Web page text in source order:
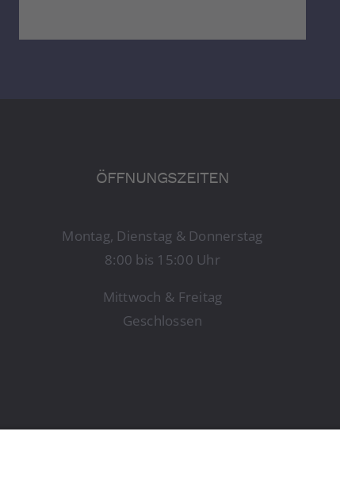
ÖFFNUNGSZEITEN
Montag, Dienstag & Donnerstag
8:00 bis 15:00 Uhr
Mittwoch & Freitag
Geschlossen